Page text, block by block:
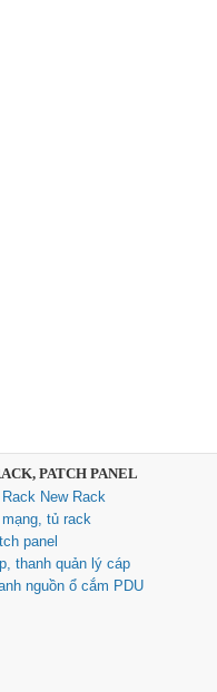
PATCH PANEL
New Rack
tủ rack
panel
thanh quản lý cáp
nguồn ổ cắm PDU